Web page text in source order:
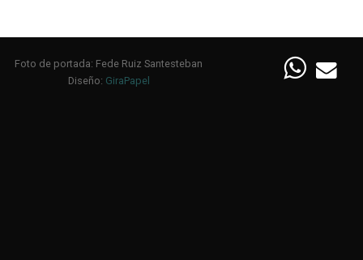
Foto de portada: Fede Ruiz Santesteban
Diseño: GiraPapel